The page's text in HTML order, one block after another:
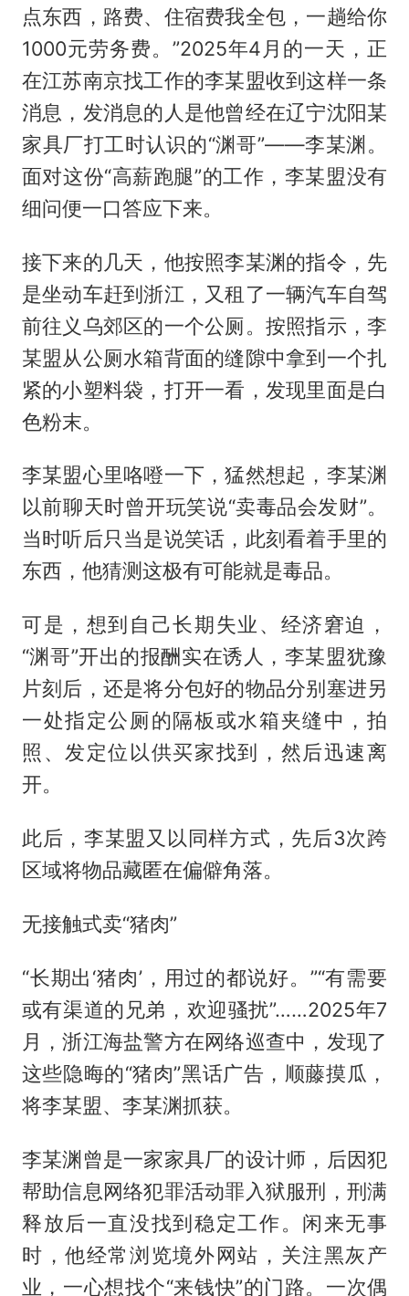
点东西，路费、住宿费我全包，一趟给你
1000元劳务费。”2025年4月的一天，正
在江苏南京找工作的李某盟收到这样一条
消息，发消息的人是他曾经在辽宁沈阳某
家具厂打工时认识的“渊哥”——李某渊。
面对这份“高薪跑腿”的工作，李某盟没有
细问便一口答应下来。
接下来的几天，他按照李某渊的指令，先
是坐动车赶到浙江，又租了一辆汽车自驾
前往义乌郊区的一个公厕。按照指示，李
某盟从公厕水箱背面的缝隙中拿到一个扎
紧的小塑料袋，打开一看，发现里面是白
色粉末。
李某盟心里咯噔一下，猛然想起，李某渊
以前聊天时曾开玩笑说“卖毒品会发财”。
当时听后只当是说笑话，此刻看着手里的
东西，他猜测这极有可能就是毒品。
可是，想到自己长期失业、经济窘迫，
“渊哥”开出的报酬实在诱人，李某盟犹豫
片刻后，还是将分包好的物品分别塞进另
一处指定公厕的隔板或水箱夹缝中，拍
照、发定位以供买家找到，然后迅速离
开。
此后，李某盟又以同样方式，先后3次跨
区域将物品藏匿在偏僻角落。
无接触式卖“猪肉”
“长期出‘猪肉’，用过的都说好。”“有需要
或有渠道的兄弟，欢迎骚扰”……2025年7
月，浙江海盐警方在网络巡查中，发现了
这些隐晦的“猪肉”黑话广告，顺藤摸瓜，
将李某盟、李某渊抓获。
李某渊曾是一家家具厂的设计师，后因犯
帮助信息网络犯罪活动罪入狱服刑，刑满
释放后一直没找到稳定工作。闲来无事
时，他经常浏览境外网站，关注黑灰产
业，一心想找个“来钱快”的门路。一次偶